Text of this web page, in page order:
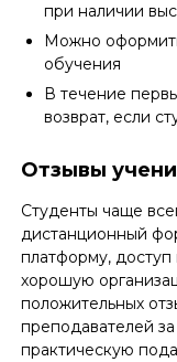
при наличии
Можно
обучения
В течение
возврат, если
Отзывы
Студенты чаще
дистанционный
платформу,
хорошую
положительных
преподавателей
практическую